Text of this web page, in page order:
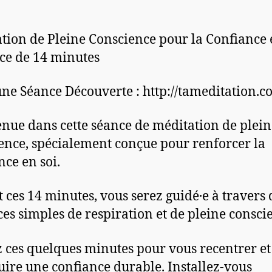
de Pleine Conscience pour la Confiance
de 14 minutes
Séance Découverte : http://
dans cette séance de méditation de
spécialement conçue pour renforcer la
en soi.
14 minutes, vous serez guidé·e à travers
simples de respiration et de pleine
ces quelques minutes pour vous recentrer et
une confiance durable. Installez-vous